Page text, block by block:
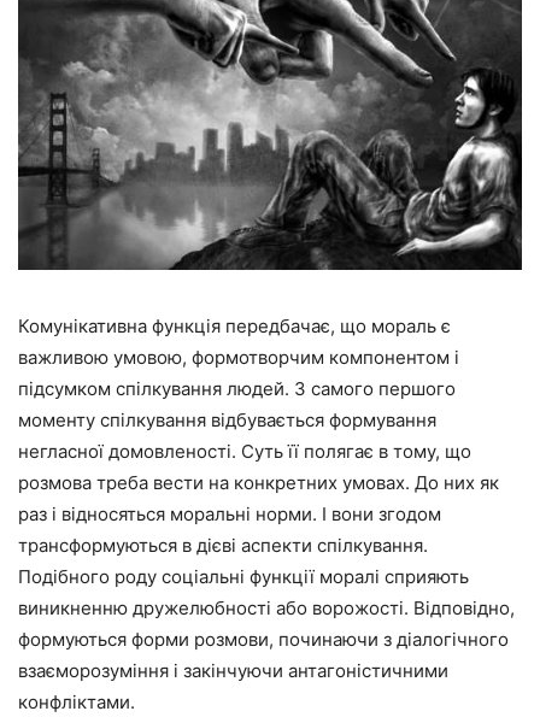
Комунікативна функція передбачає, що мораль є
важливою умовою, формотворчим компонентом і
підсумком спілкування людей. З самого першого
моменту спілкування відбувається формування
негласної домовленості. Суть її полягає в тому, що
розмова треба вести на конкретних умовах. До них як
раз і відносяться моральні норми. І вони згодом
трансформуються в дієві аспекти спілкування.
Подібного роду соціальні функції моралі сприяють
виникненню дружелюбності або ворожості. Відповідно,
формуються форми розмови, починаючи з діалогічного
взаєморозуміння і закінчуючи антагоністичними
конфліктами.